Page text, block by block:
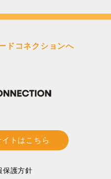
ドコネクションへ
トはこちら
保護方針